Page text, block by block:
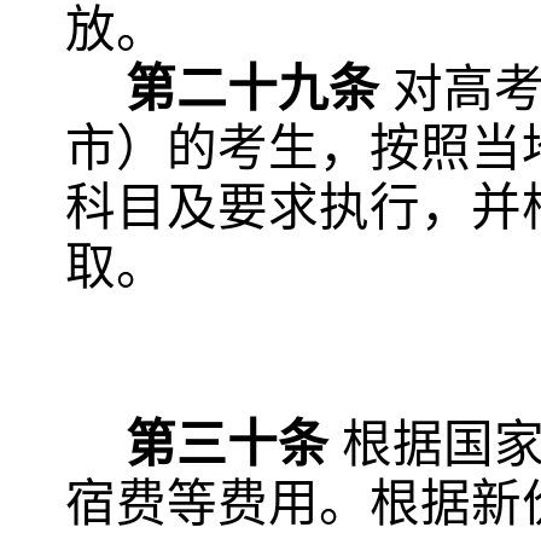
放。
第二十九条 对高
市）的考生，按照当
科目及要求执行，
取。
第三十条 根据国
宿费等费用。根据新